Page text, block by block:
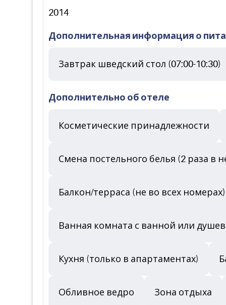
2014
Дополнительная информация о
Завтрак шведский стол (07:00-10:30)
Дополнительно об отеле
Косметические принадлежности
Смена постельного белья (2 раза в
Балкон/терраса (не во всех номерах)
Ванная комната с ванной или
Кухня (только в апартаментах)
Обливное ведро Зона отдыха